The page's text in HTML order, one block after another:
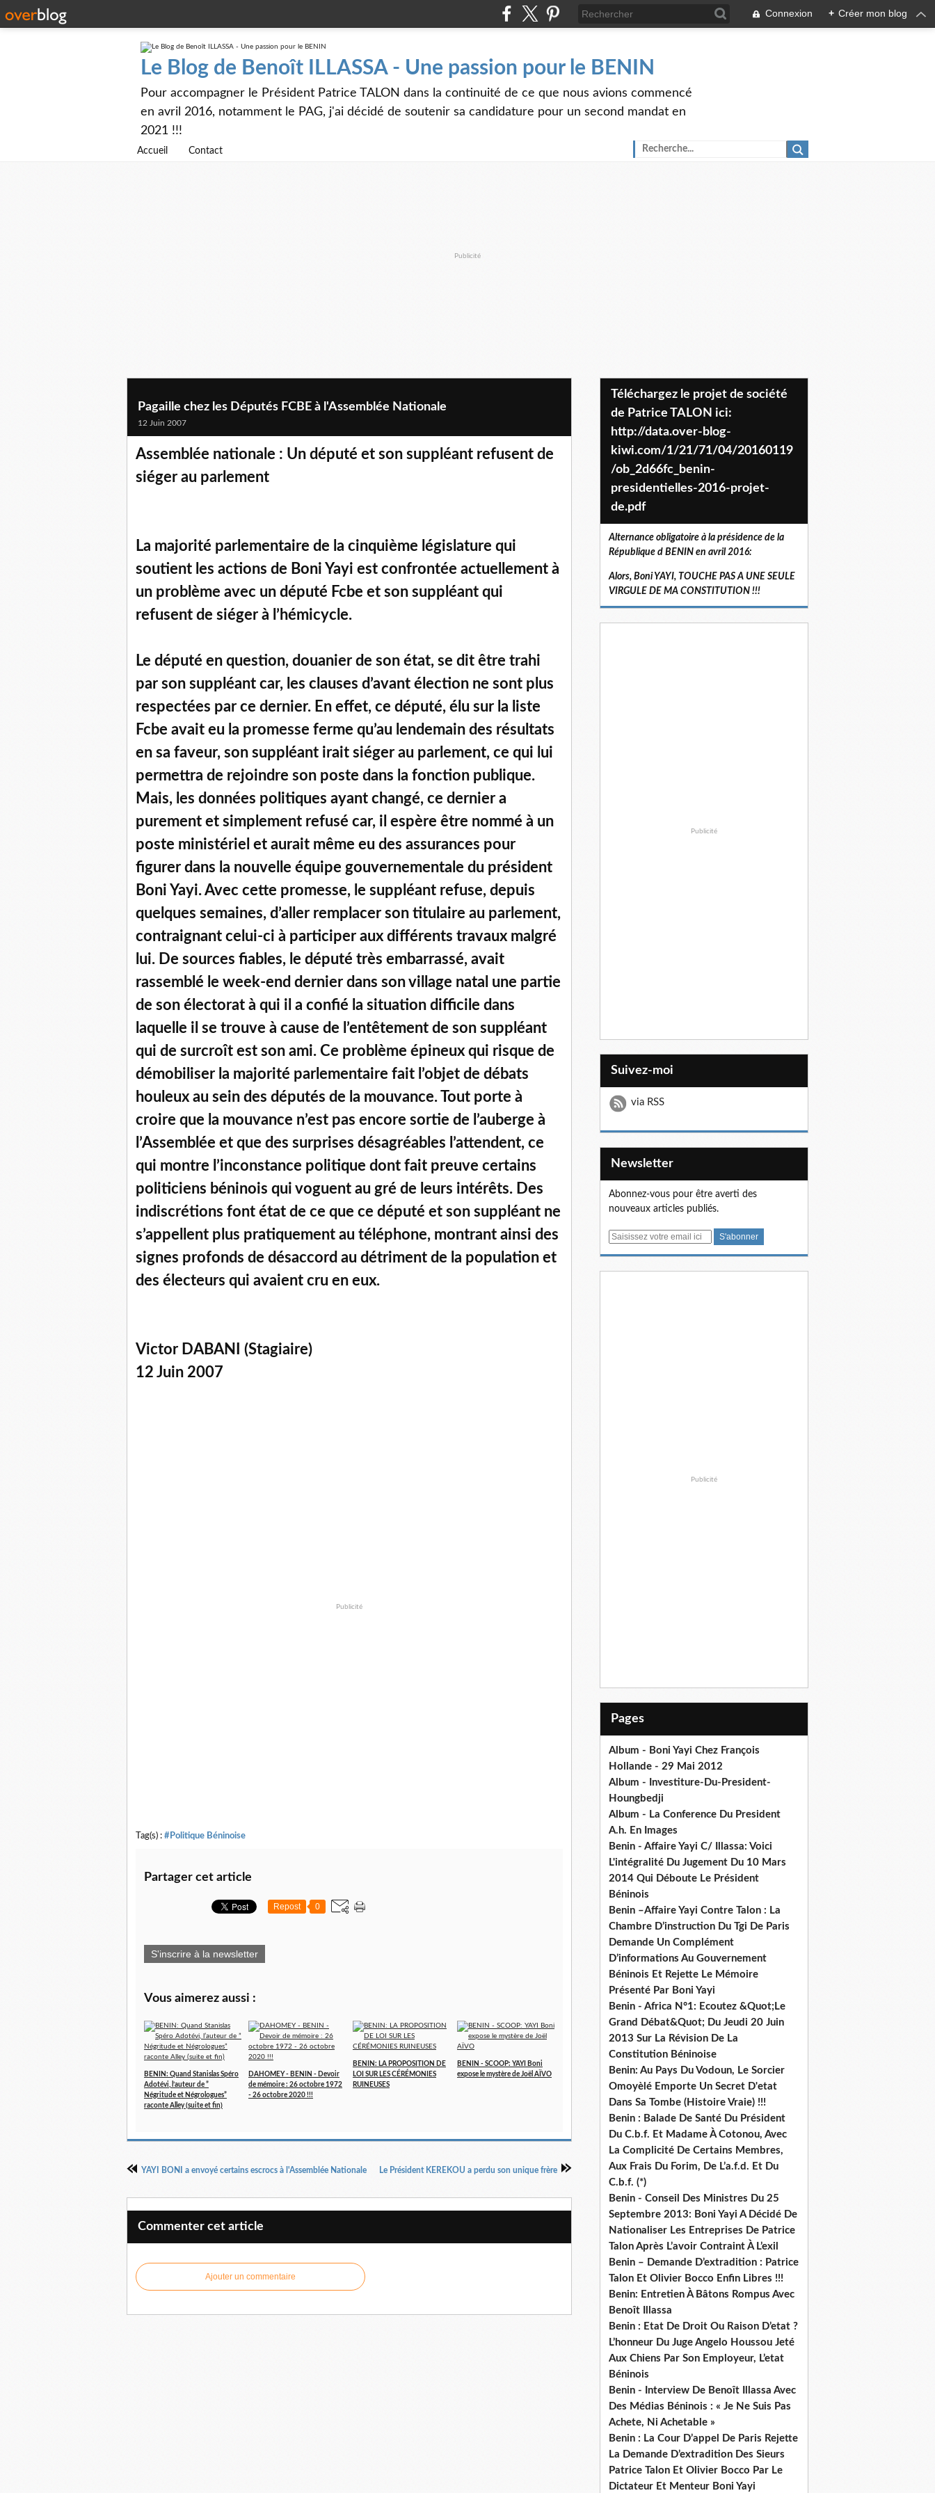
Connexion + Créer mon blog
Le Blog de Benoît ILLASSA - Une passion pour le BENIN
Pour accompagner le Président Patrice TALON dans la continuité de ce que nous avions commencé
en avril 2016, notamment le PAG, j'ai décidé de soutenir sa candidature pour un second mandat en
2021 !!!
Accueil Contact
Publicité
Pagaille chez les Députés FCBE à l'Assemblée Nationale
12 Juin 2007
Assemblée nationale : Un député et son suppléant refusent de
siéger au parlement
La majorité parlementaire de la cinquième législature qui
soutient les actions de Boni Yayi est confrontée actuellement à
un problème avec un député Fcbe et son suppléant qui
refusent de siéger à l’hémicycle.
Le député en question, douanier de son état, se dit être trahi
par son suppléant car, les clauses d’avant élection ne sont plus
respectées par ce dernier. En effet, ce député, élu sur la liste
Fcbe avait eu la promesse ferme qu’au lendemain des résultats
en sa faveur, son suppléant irait siéger au parlement, ce qui lui
permettra de rejoindre son poste dans la fonction publique.
Mais, les données politiques ayant changé, ce dernier a
purement et simplement refusé car, il espère être nommé à un
poste ministériel et aurait même eu des assurances pour
figurer dans la nouvelle équipe gouvernementale du président
Boni Yayi. Avec cette promesse, le suppléant refuse, depuis
quelques semaines, d’aller remplacer son titulaire au parlement,
contraignant celui-ci à participer aux différents travaux malgré
lui. De sources fiables, le député très embarrassé, avait
rassemblé le week-end dernier dans son village natal une partie
de son électorat à qui il a confié la situation difficile dans
laquelle il se trouve à cause de l’entêtement de son suppléant
qui de surcroît est son ami. Ce problème épineux qui risque de
démobiliser la majorité parlementaire fait l’objet de débats
houleux au sein des députés de la mouvance. Tout porte à
croire que la mouvance n’est pas encore sortie de l’auberge à
l’Assemblée et que des surprises désagréables l’attendent, ce
qui montre l’inconstance politique dont fait preuve certains
politiciens béninois qui voguent au gré de leurs intérêts. Des
indiscrétions font état de ce que ce député et son suppléant ne
s’appellent plus pratiquement au téléphone, montrant ainsi des
signes profonds de désaccord au détriment de la population et
des électeurs qui avaient cru en eux.
Victor DABANI (Stagiaire)
12 Juin 2007
Publicité
Tag(s) : #Politique Béninoise
Partager cet article
Repost 0
S'inscrire à la newsletter
Vous aimerez aussi :
BENIN: Quand Stanislas Spéro
Adotévi, l’auteur de ”
Négritude et Négrologues”
raconte Alley (suite et fin)
DAHOMEY - BENIN - Devoir
de mémoire : 26 octobre 1972
- 26 octobre 2020 !!!
BENIN: LA PROPOSITION DE
LOI SUR LES CÉRÉMONIES
RUINEUSES
BENIN - SCOOP: YAYI Boni
expose le mystère de Joël AÏVO
YAYI BONI a envoyé certains escrocs à l'Assemblée Nationale Le Président KEREKOU a perdu son unique frère
Commenter cet article
Ajouter un commentaire
Téléchargez le projet de société
de Patrice TALON ici:
http://data.over-blog-
kiwi.com/1/21/71/04/20160119
/ob_2d66fc_benin-
presidentielles-2016-projet-
de.pdf
Alternance obligatoire à la présidence de la
République d BENIN en avril 2016:
Alors, Boni YAYI, TOUCHE PAS A UNE SEULE
VIRGULE DE MA CONSTITUTION !!!
Publicité
Suivez-moi
via RSS
Newsletter
Abonnez-vous pour être averti des
nouveaux articles publiés.
E
Publicité
Pages
Album - Boni Yayi Chez François
Hollande - 29 Mai 2012
Album - Investiture-Du-President-
Houngbedji
Album - La Conference Du President
A.h. En Images
Benin - Affaire Yayi C/ Illassa: Voici
L'intégralité Du Jugement Du 10 Mars
2014 Qui Déboute Le Président
Béninois
Benin –Affaire Yayi Contre Talon : La
Chambre D’instruction Du Tgi De Paris
Demande Un Complément
D’informations Au Gouvernement
Béninois Et Rejette Le Mémoire
Présenté Par Boni Yayi
Benin - Africa N°1: Ecoutez &Quot;Le
Grand Débat&Quot; Du Jeudi 20 Juin
2013 Sur La Révision De La
Constitution Béninoise
Benin: Au Pays Du Vodoun, Le Sorcier
Omoyèlé Emporte Un Secret D'etat
Dans Sa Tombe (Histoire Vraie) !!!
Benin : Balade De Santé Du Président
Du C.b.f. Et Madame À Cotonou, Avec
La Complicité De Certains Membres,
Aux Frais Du Forim, De L’a.f.d. Et Du
C.b.f. (*)
Benin - Conseil Des Ministres Du 25
Septembre 2013: Boni Yayi A Décidé De
Nationaliser Les Entreprises De Patrice
Talon Après L’avoir Contraint À L’exil
Benin – Demande D’extradition : Patrice
Talon Et Olivier Bocco Enfin Libres !!!
Benin: Entretien À Bâtons Rompus Avec
Benoît Illassa
Benin : Etat De Droit Ou Raison D’etat ?
L’honneur Du Juge Angelo Houssou Jeté
Aux Chiens Par Son Employeur, L’etat
Béninois
Benin - Interview De Benoît Illassa Avec
Des Médias Béninois : « Je Ne Suis Pas
Achete, Ni Achetable »
Benin : La Cour D’appel De Paris Rejette
La Demande D’extradition Des Sieurs
Patrice Talon Et Olivier Bocco Par Le
Dictateur Et Menteur Boni Yayi